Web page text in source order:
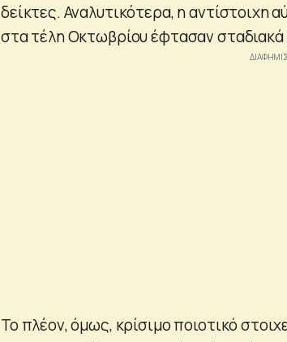
δείκτες. Αναλυτικότερα, η αντίστοιχη
στα τέλη Οκτωβρίου έφτασαν
Το πλέον, όμως, κρίσιμο ποιοτικό